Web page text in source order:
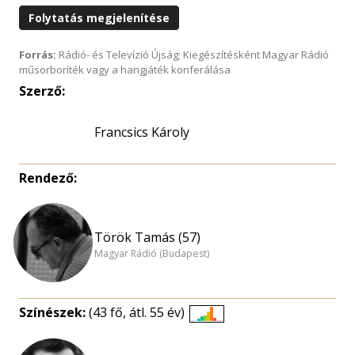
Folytatás megjelenítése
Forrás: Rádió- és Televízió Újság; Kiegészítésként Magyar Rádió
műsorboríték vagy a hangjáték konferálása
Szerző:
Francsics Károly
Rendező:
Török Tamás (57)
Magyar Rádió (Budapest)
Színészek:(43 fő, átl. 55 év)